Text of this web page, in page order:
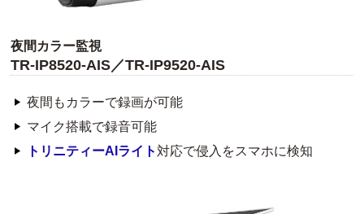
夜間カラー監視
TR-IP8520-AIS／TR-IP9520-AIS
夜間もカラーで録画が可能
マイク搭載で録音可能
トリニティーAIライト 対応で侵入をスマホに検知